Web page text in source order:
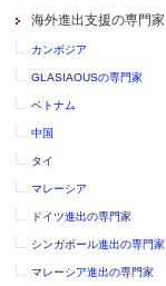
海外進出支援の専門家
カンボジア
GLASIAOUSの専門家
ベトナム
中国
タイ
マレーシア
ドイツ進出の専門家
シンガポール進出の専門家
マレーシア進出の専門家